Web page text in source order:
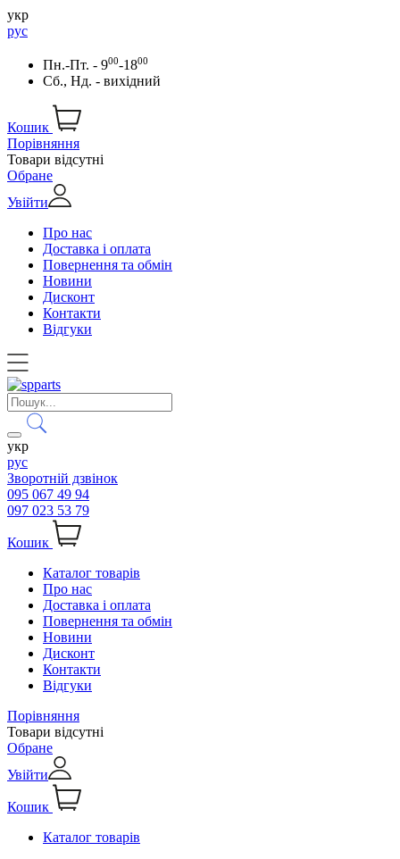
укр
рус
Пн.-Пт. - 900-1800
Сб., Нд. - вихідний
Кошик
Порівняння
Товари відсутні
Обране
Увійти
Про нас
Доставка і оплата
Повернення та обмін
Новини
Дисконт
Контакти
Відгуки
укр
рус
Зворотній дзвінок
095 067 49 94
097 023 53 79
Кошик
Каталог товарів
Про нас
Доставка і оплата
Повернення та обмін
Новини
Дисконт
Контакти
Відгуки
Порівняння
Товари відсутні
Обране
Увійти
Кошик
Каталог товарів